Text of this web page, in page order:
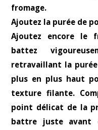
fromage.
Ajoutez la purée de
Ajoutez encore le
battez
retravaillant la
plus en plus haut
texture filante.
point délicat de la
battre juste avant